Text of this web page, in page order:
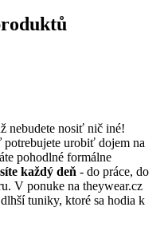
nebudete nosiť nič iné!
urobiť dojem na
pohodlné formálne
každý deň - do práce, do
V ponuke na theywear.cz
tuniky, ktoré sa hodia k